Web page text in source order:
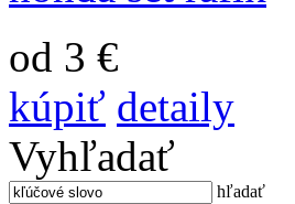
od 3 €
kúpiť detaily
Vyhľadať
hľadať